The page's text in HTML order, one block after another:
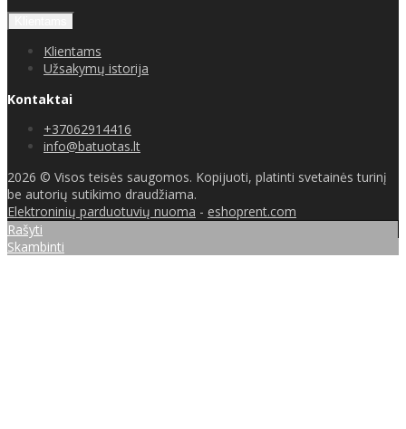
Klientams
Užsakymų istorija
Kontaktai
+37062914416
info@batuotas.lt
2026 © Visos teisės saugomos. Kopijuoti, platinti svetainės turinį
be autorių sutikimo draudžiama.
Elektroninių parduotuvių nuoma - eshoprent.com
Rašyti
Skambinti